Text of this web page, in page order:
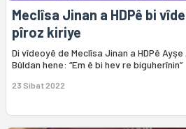
Meclîsa Jinan a HDPê bi
pîroz kiriye
Di vîdeoyê de Meclîsa Jinan a HDPê
Bûldan hene: “Em ê bi hev re biguherînin”
23 Sibat 2022